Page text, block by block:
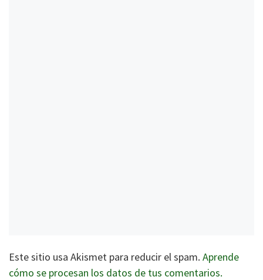
Este sitio usa Akismet para reducir el spam. Aprende
cómo se procesan los datos de tus comentarios.